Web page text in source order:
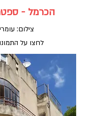
הכרמל -
צילום:
לחצו על